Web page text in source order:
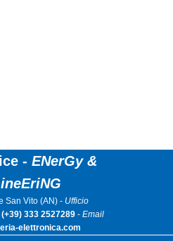
- ENerGy &
San Vito (AN) - Ufficio
(+39) 333 2527289- Email
elettronica.com